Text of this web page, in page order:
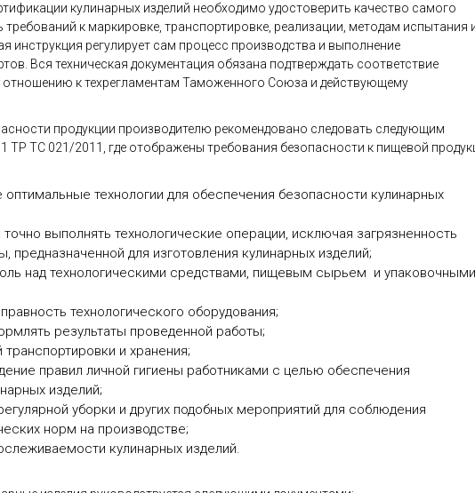
кулинарных изделий необходимо удостоверить качество самого
к маркировке, транспортировке, реализации, методам испытания
инструкция регулирует сам процесс производства и выполнение
Вся техническая документация обязана подтверждать соответствие
отношению к техрегламентам Таможенного Союза и действующему
продукции производителю рекомендовано следовать следующим
ТР ТС 021/2011, где отображены требования безопасности к пищевой
оптимальные технологии для обеспечения безопасности кулинарных
выполнять технологические операции, исключая загрязненность
предназначенной для изготовления кулинарных изделий;
над технологическими средствами, пищевым сырьем и упаковочными
технологического оборудования;
результаты проведенной работы;
и хранения;
правил личной гигиены работниками с целью обеспечения
изделий;
уборки и других подобных мероприятий для соблюдения
норм на производстве;
кулинарных изделий.